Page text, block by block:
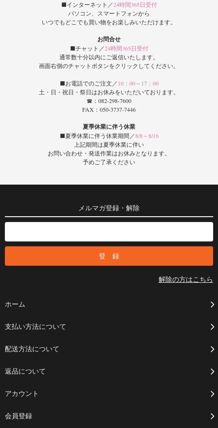
■インターネット／24時間365日受付
パソコン、スマートフォンから
いつでもどこでも買い物をお楽しみいただけます。
お問合せ
■チャット／24時間365日受付
通常数十分以内にご返信いたします。
画面右側のチャットボタンをクリックしてください。
■お電話でのご注文／ 10：00～17：00
土・日・祝日・祭日はお休みをいただいております。
☎：082-298-7600
FAX：050-3737-7446
夏季休業に伴う休業
■夏季休業に伴う休業期間／8/8～8/16
上記期間は夏季休業に伴い
お問い合わせ・発送作業はお休みとなります。
予めご了承ください
メルマガ登録・解除
解除の方はこちら
ホーム
支払い方法について
配送方法について
返品について
アカウント
会員登録